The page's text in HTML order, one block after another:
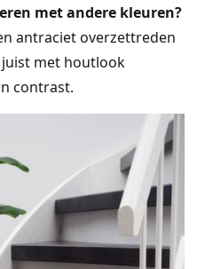
met andere kleuren?
antraciet overzettreden
met houtlook
contrast.